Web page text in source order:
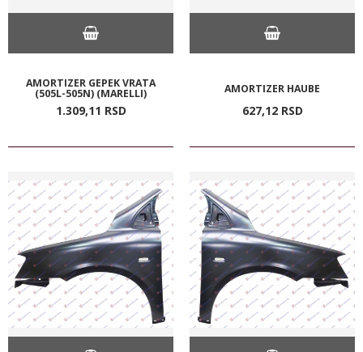
AMORTIZER GEPEK VRATA
(505L-505N) (MARELLI)
1.309,11 RSD
AMORTIZER HAUBE
627,12 RSD